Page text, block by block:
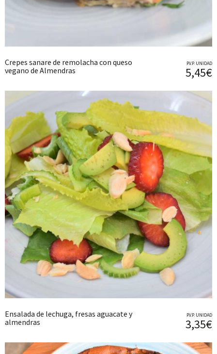
Crepes sanare de remolacha con queso
vegano de Almendras
P.V.P. UNIDAD
5,45€
Ensalada de lechuga, fresas aguacate y
almendras
P.V.P. UNIDAD
3,35€